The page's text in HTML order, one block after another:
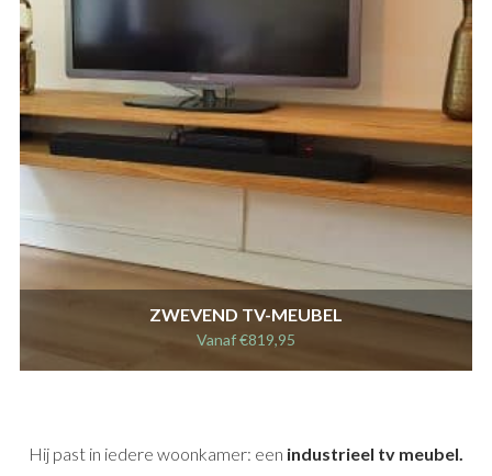
ZWEVEND TV-MEUBEL
Vanaf€819,95
Hij past in iedere woonkamer: een industrieel tv meubel.